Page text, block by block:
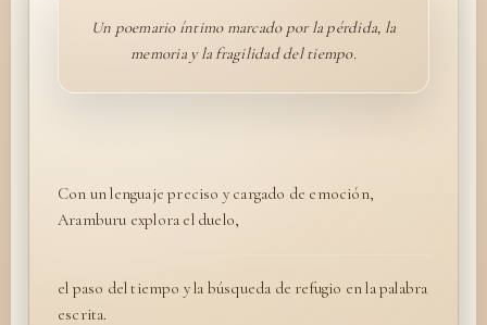
Un poemario íntimo marcado por la pérdida, la
memoria y la fragilidad del tiempo.
Con un lenguaje preciso y cargado de emoción,
Aramburu explora el duelo,
el paso del tiempo y la búsqueda de refugio en la palabra
escrita.